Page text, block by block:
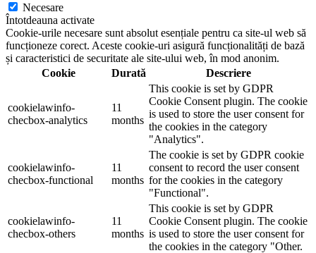
Necesare
Întotdeauna activate
Cookie-urile necesare sunt absolut esențiale pentru ca site-ul web să
funcționeze corect. Aceste cookie-uri asigură funcționalități de bază
și caracteristici de securitate ale site-ului web, în ​​mod anonim.
Cookie
Durată Descriere
cookielawinfo-
checbox-analytics
11
months
This cookie is set by GDPR
Cookie Consent plugin. The cookie
is used to store the user consent for
the cookies in the category
"Analytics".
cookielawinfo-
checbox-functional
11
months
The cookie is set by GDPR cookie
consent to record the user consent
for the cookies in the category
"Functional".
cookielawinfo-
checbox-others
11
months
This cookie is set by GDPR
Cookie Consent plugin. The cookie
is used to store the user consent for
the cookies in the category "Other.